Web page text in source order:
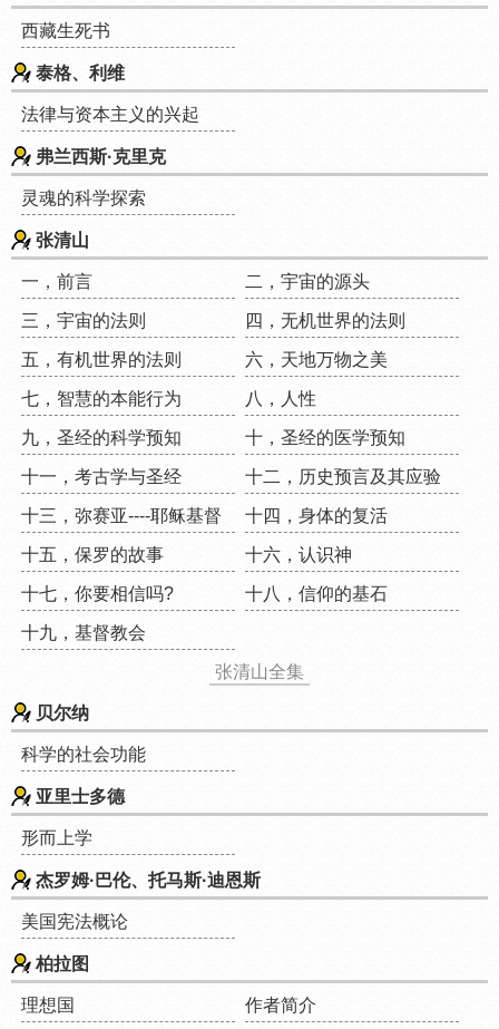
西藏生死书
泰格、利维
法律与资本主义的兴起
弗兰西斯·克里克
灵魂的科学探索
张清山
一，前言 二，宇宙的源头
三，宇宙的法则 四，无机世界的法则
五，有机世界的法则 六，天地万物之美
七，智慧的本能行为 八，人性
九，圣经的科学预知 十，圣经的医学预知
十一，考古学与圣经 十二，历史预言及其应验
十三，弥赛亚----耶稣基督 十四，身体的复活
十五，保罗的故事 十六，认识神
十七，你要相信吗? 十八，信仰的基石
十九，基督教会
张清山全集
贝尔纳
科学的社会功能
亚里士多德
形而上学
杰罗姆·巴伦、托马斯·迪恩斯
美国宪法概论
柏拉图
理想国 作者简介